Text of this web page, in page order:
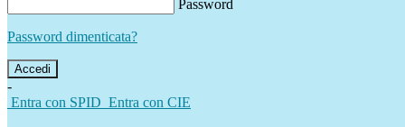
Password
Password dimenticata?
-
Entra con SPID Entra con CIE